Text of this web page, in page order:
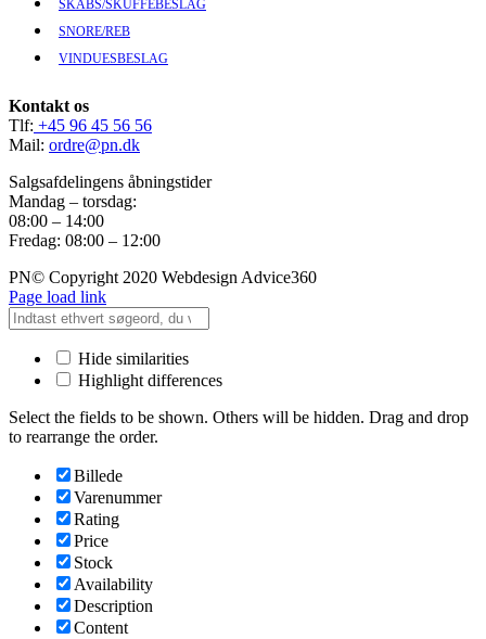
SKABS/SKUFFEBESLAG
SNORE/REB
VINDUESBESLAG
Kontakt os
Tlf: +45 96 45 56 56
Mail: ordre@pn.dk
Salgsafdelingens åbningstider
Mandag – torsdag:
08:00 – 14:00
Fredag: 08:00 – 12:00
PN© Copyright 2020 Webdesign Advice360
Page load link
Hide similarities
Highlight differences
Select the fields to be shown. Others will be hidden. Drag and drop
to rearrange the order.
Billede
Varenummer
Rating
Price
Stock
Availability
Description
Content